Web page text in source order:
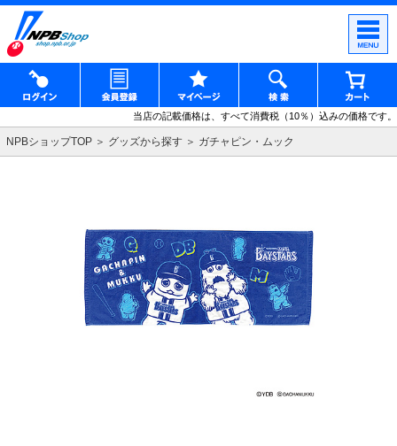
当店の記載価格は、すべて消費税（10％）込みの価格です。
NPBショップTOP グッズから探す ガチャピン・ムック